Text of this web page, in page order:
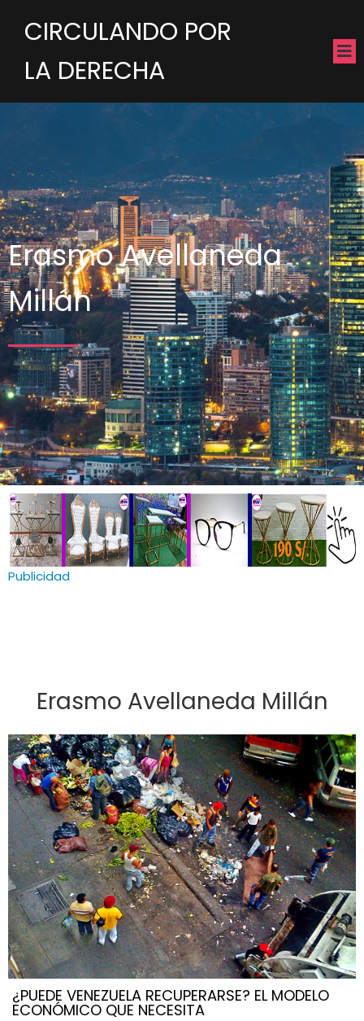
CIRCULANDO POR
LA DERECHA
Erasmo Avellaneda
Millán
Publicidad
Erasmo Avellaneda Millán
¿PUEDE VENEZUELA RECUPERARSE? EL MODELO
ECONÓMICO QUE NECESITA